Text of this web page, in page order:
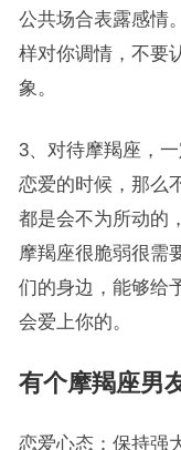
公共场合表露感情
样对你调情，不要
象。
3、对待摩羯座，
恋爱的时候，那么
都是会不为所动的
摩羯座很脆弱很需
们的身边，能够给
会爱上你的。
有个摩羯座男
恋爱心态：保持强